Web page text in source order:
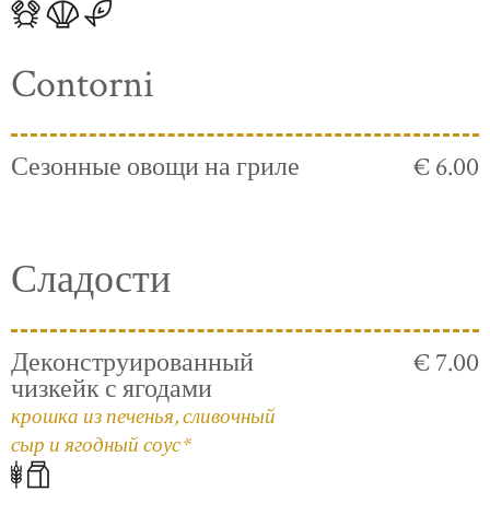
Contorni
Сезонные овощи на гриле € 6.00
Сладости
Деконструированный
чизкейк с ягодами
крошка из печенья, сливочный
сыр и ягодный соус*
€ 7.00